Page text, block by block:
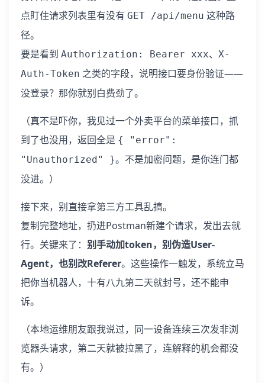
点盯住请求列表里有没有 GET /api/menu 这种路
径。
要是看到 Authorization: Bearer xxx、 X-
Auth-Token 之类的字段，说明接口要身份验证——
没登录？那你就别白费劲了。
（真不是吓你，我见过一个外卖平台的菜单接口，抓
到了也没用，返回全是 { "error":
"Unauthorized" }。不是加密问题，是你连门都
没进。）
接下来，别直接拿第三方工具乱搞。
复制完整地址，扔进Postman新建个请求，发出去就
行。关键来了： 别手动加token，别伪造User-
Agent，也别改Referer。这些操作一触发，系统立马
把你当机器人，十有八九第二天就封号，还不能申
诉。
（本地运维朋友跟我说过，同一设备连续三次发非浏
览器头请求，第二天就被拉黑了，连解释的机会都没
有。）